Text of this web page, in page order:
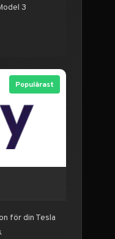
3
Populärast
för din Tesla